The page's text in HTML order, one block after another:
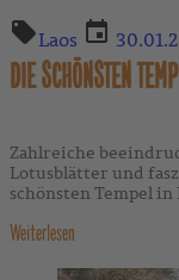
Laos
DIE SCHÖNSTEN
Zahlreiche
Lotusblätter und
schönsten Tempel in
Weiterlesen